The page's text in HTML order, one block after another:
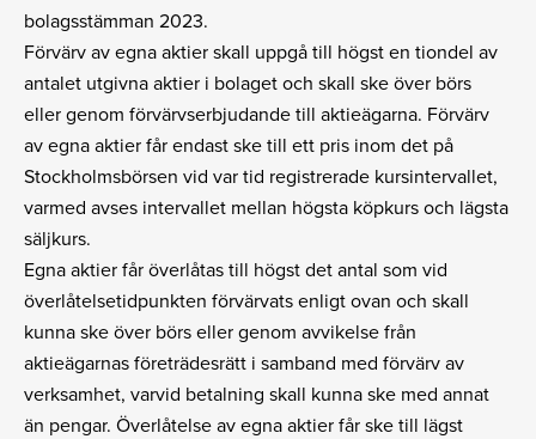
bolagsstämman 2023.
Förvärv av egna aktier skall uppgå till högst en tiondel av
antalet utgivna aktier i bolaget och skall ske över börs
eller genom förvärvserbjudande till aktieägarna. Förvärv
av egna aktier får endast ske till ett pris inom det på
Stockholmsbörsen vid var tid registrerade kursintervallet,
varmed avses intervallet mellan högsta köpkurs och lägsta
säljkurs.
Egna aktier får överlåtas till högst det antal som vid
överlåtelsetidpunkten förvärvats enligt ovan och skall
kunna ske över börs eller genom avvikelse från
aktieägarnas företrädesrätt i samband med förvärv av
verksamhet, varvid betalning skall kunna ske med annat
än pengar. Överlåtelse av egna aktier får ske till lägst